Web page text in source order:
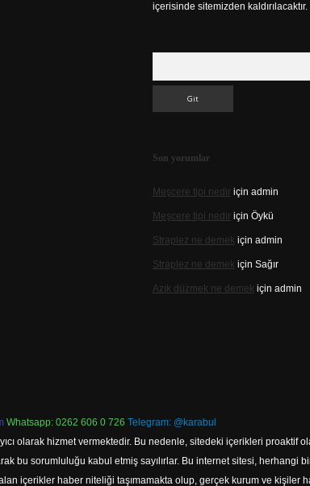
içerisinde sitemizden kaldırılacaktır.
Son yorumlar
Meşcere tipi nediriçin admin
Meşcere tipi nediriçin Öykü
Straplez ne demek için admin
Straplez ne demek için Sağır
Azık düzmek ne demek için admin
Whatsapp: 0262 606 0 726 Telegram: @karabul
olarak hizmet vermektedir. Bu nedenle, sitedeki içerikleri proaktif
bu sorumluluğu kabul etmiş sayılırlar. Bu internet sitesi, herhangi
içerikler haber niteliği taşımamakta olup, gerçek kurum ve kişiler